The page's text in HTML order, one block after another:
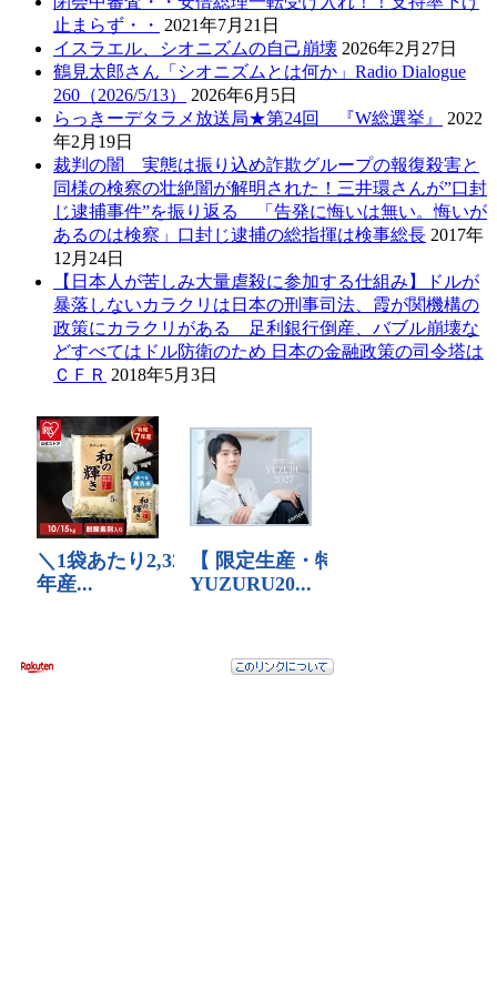
止まらず・・
2021年7月21日
イスラエル、シオニズムの自己崩壊 2026年2月27日
鶴見太郎さん「シオニズムとは何か」Radio Dialogue
260（2026/5/13）
2026年6月5日
らっきーデタラメ放送局★第24回 『W総選挙』
2022
年2月19日
裁判の闇 実態は振り込め詐欺グループの報復殺害と
同様の検察の壮絶闇が解明された！三井環さんが”口封
じ逮捕事件”を振り返る 「告発に悔いは無い。悔いが
あるのは検察」口封じ逮捕の総指揮は検事総長 2017年
12月24日
【日本人が苦しみ大量虐殺に参加する仕組み】ドルが
暴落しないカラクリは日本の刑事司法、霞が関機構の
政策にカラクリがある 足利銀行倒産、バブル崩壊な
どすべてはドル防衛のため 日本の金融政策の司令塔は
ＣＦＲ 2018年5月3日